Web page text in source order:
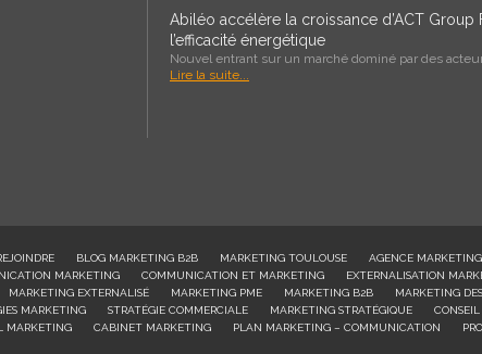
Abiléo accélère la croissance d’ACT Group
l’efficacité énergétique
Nouvel entrant sur un marché dominé par des
Lire la suite...
BLOG MARKETING B2B MARKETING TOULOUSE
AGENCE
MARKETING COMMUNICATION ET MARKETING
EXTERNALISATION
MARKETING EXTERNALISÉ MARKETING PME MARKETING B2B
MARKETING
MARKETING STRATÉGIE COMMERCIALE MARKETING STRATÉGIQUE
MARKETING CABINET MARKETING PLAN MARKETING – COMMUNICATION